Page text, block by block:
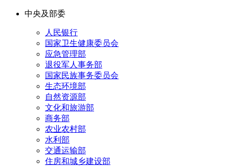
中央及部委
人民银行
国家卫生健康委员会
应急管理部
退役军人事务部
国家民族事务委员会
生态环境部
自然资源部
文化和旅游部
商务部
农业农村部
水利部
交通运输部
住房和城乡建设部